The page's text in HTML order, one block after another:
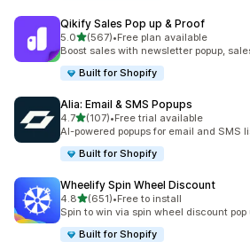
Qikify Sales Pop up & Proof
5.0เต็ม 5 ดาว
(567)
ทั้งหมด 567 รีวิว
•Free plan available
Boost sales with newsletter popup,
Built for Shopify
Alia: Email & SMS Popups
4.7เต็ม 5 ดาว
(107)
ทั้งหมด 107 รีวิว
•Free trial available
AI-powered popups for email and SMS
Built for Shopify
Wheelify Spin Wheel Discount
4.8เต็ม 5 ดาว
(651)
ทั้งหมด 651 รีวิว
•Free to install
Spin to win via spin wheel discount pop
Built for Shopify